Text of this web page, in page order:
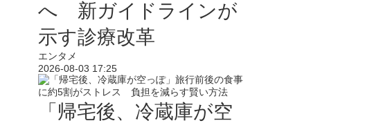
へ 新ガイドラインが
示す診療改革
エンタメ
2026-08-03 17:25
「帰宅後、冷蔵庫が空